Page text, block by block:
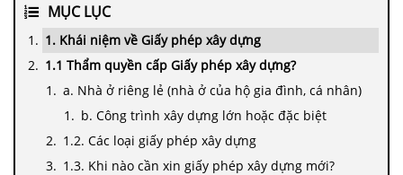
MỤC LỤC
1. Khái niệm về Giấy phép xây dựng
1.1 Thẩm quyền cấp Giấy phép xây dựng?
a. Nhà ở riêng lẻ (nhà ở của hộ gia đình, cá nhân)
b. Công trình xây dựng lớn hoặc đặc biệt
1.2. Các loại giấy phép xây dựng
1.3. Khi nào cần xin giấy phép xây dựng mới?